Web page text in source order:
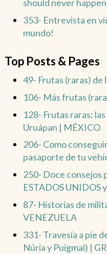
should never
353- Entrevista en
mundo!
Top Posts & Pages
49- Frutas (raras) de
106- Más frutas
128- Frutas raras:
Uruápan | MÉXICO
206- Como
pasaporte de tu
250- Doce consejos
ESTADOS UNIDOS
87- Historias de
VENEZUELA
331- Travesía a pie
Núria y Puigmal) |